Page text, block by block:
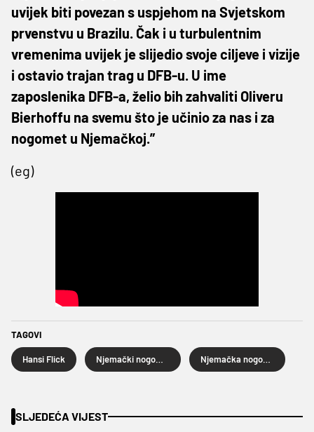
uvijek biti povezan s uspjehom na Svjetskom
prvenstvu u Brazilu. Čak i u turbulentnim
vremenima uvijek je slijedio svoje ciljeve i vizije
i ostavio trajan trag u DFB-u. U ime
zaposlenika DFB-a, želio bih zahvaliti Oliveru
Bierhoffu na svemu što je učinio za nas i za
nogomet u Njemačkoj.”
(eg)
TAGOVI
Hansi Flick
SLJEDEĆA VIJEST